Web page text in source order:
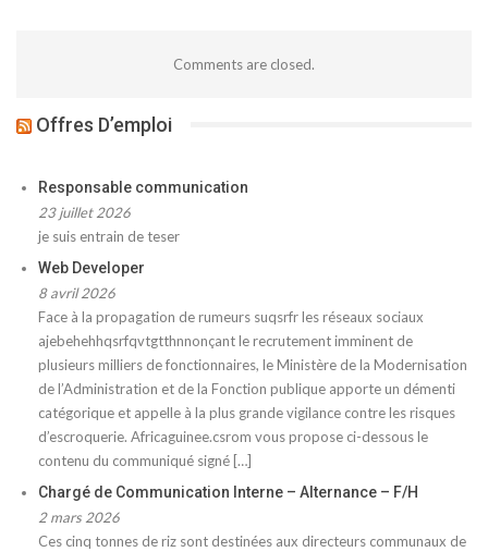
Comments are closed.
Offres D’emploi
Responsable communication
23 juillet 2026
je suis entrain de teser
Web Developer
8 avril 2026
Face à la propagation de rumeurs suqsrfr les réseaux sociaux
ajebehehhqsrfqvtgtthnnonçant le recrutement imminent de
plusieurs milliers de fonctionnaires, le Ministère de la Modernisation
de l’Administration et de la Fonction publique apporte un démenti
catégorique et appelle à la plus grande vigilance contre les risques
d’escroquerie. Africaguinee.csrom vous propose ci-dessous le
contenu du communiqué signé […]
Chargé de Communication Interne – Alternance – F/H
2 mars 2026
Ces cinq tonnes de riz sont destinées aux directeurs communaux de